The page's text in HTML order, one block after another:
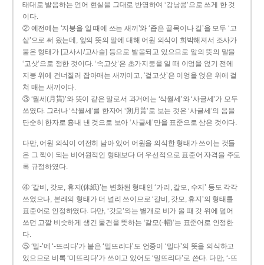
태대로 발음하는 언어 현실을 그대로 반영하여 ‘강낭콩’으로 쓰게 한 것
이다.
② 예전에는 ‘지붕을 일 때에 쓰는 새끼’와 ‘좁은 골목이나 길’을 모두 ‘고
샅’으로 써 왔는데, 앞의 뜻의 말에 대해 어원 의식이 희박해져서 조사가
붙은 형태가 [고사시/고사슬] 등으로 발음되고 있으므로 앞의 뜻의 말을
‘고삿’으로 정한 것이다. ‘속고삿’은 초가지붕을 일 때 이엉을 얹기 전에
지붕 위에 건너질러 잡아매는 새끼이고, ‘겉고삿’은 이엉을 얹은 위에 걸
쳐 매는 새끼이다.
③ ‘월세(月貰)’와 뜻이 같은 말로서 과거에는 ‘삭월세’와 ‘사글세’가 모두
쓰였다. 그러나 ‘삭월세’를 한자어 ‘朔月貰’로 보는 것은 ‘사글세’의 음을
단순히 한자로 흉내 낸 것으로 보아 ‘사글세’만을 표준으로 삼은 것이다.
다만, 어원 의식이 여전히 남아 있어 어원을 의식한 형태가 쓰이는 것들
은 그 짝이 되는 비어원적인 형태보다 더 우선적으로 표준어 자격을 주도
록 규정하였다.
④ ‘갈비, 갓모, 휴지(休紙)’는 변화된 형태인 ‘가리, 갈모, 수지’ 등도 각각
쓰였으나, 본래의 형태가 더 널리 쓰이므로 ‘갈비, 갓모, 휴지’의 형태를
표준어로 인정하였다. 다만, ‘갓모’와는 별개로 비가 올 때 갓 위에 덮어
쓰던 고깔 비슷하게 생긴 물건을 뜻하는 ‘갈모(-帽)’는 표준어로 인정한
다.
⑤ ‘밀-’에 ‘-뜨리다’가 붙은 ‘밀뜨리다’도 언중이 ‘밀다’의 뜻을 의식하고
있으므로 비록 ‘미뜨리다’가 쓰이고 있어도 ‘밀뜨리다’로 쓴다. 다만, ‘-뜨